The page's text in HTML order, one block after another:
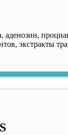
аденозин,
экстракты